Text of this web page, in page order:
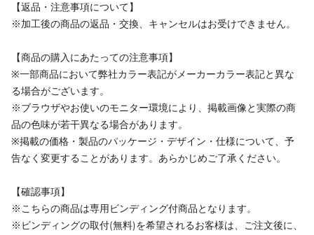
【返品・注意事項について】
※加工後の商品の返品・交換、キャンセルはお受けできません。
【商品の購入にあたっての注意事項】
※一部商品において弊社カラー表記がメーカーカラー表記と異な
る場合がございます。
※ブラウザやお使いのモニター環境により、掲載画像と実際の商
品の色味が若干異なる場合があります。
※掲載の価格・製品のパッケージ・デザイン・仕様について、予
告なく変更することがあります。あらかじめご了承ください。
【確認事項】
※こちらの商品は専用ビンディング付商品となります。
※ビンディングの取付(無料)を希望されるお客様は、ご注文後に、